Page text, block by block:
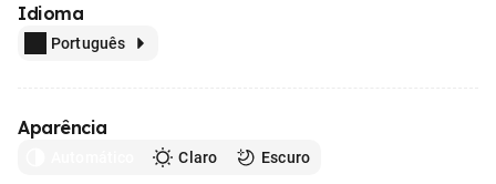
Idioma
Português
Aparência
Claro Escuro